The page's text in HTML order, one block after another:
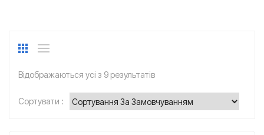
Відображаються усі з 9 результатів
Сортувати :